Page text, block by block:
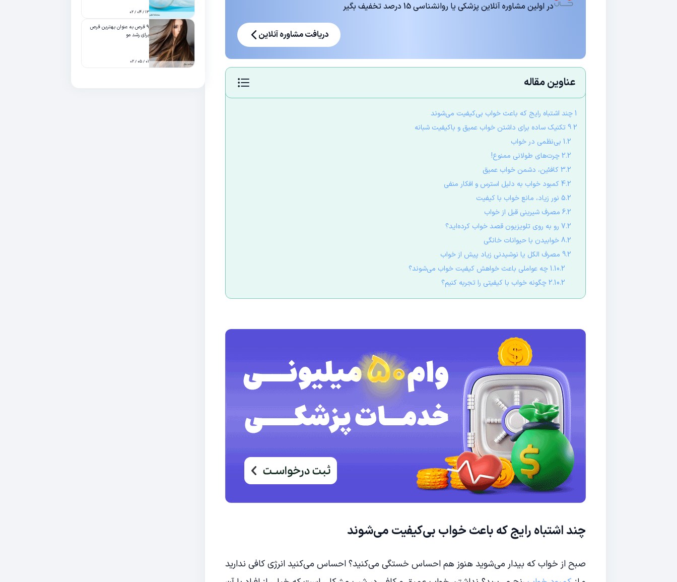
در اولین مشاوره آنلاین پزشکی یا روانشناسی 15 درصد تخفیف بگیر
دریافت مشاوره آنلاین
عناوین مقاله
1 چند اشتباه رایج که باعث خواب بی‌کیفیت می‌شوند
2 9 تکنیک ساده برای داشتن خواب عمیق و باکیفیت شبانه
1.2 بی‌نظمی در خواب
2.2 چرت‌های طولانی ممنوع!
3.2 کافئین، دشمن خواب عمیق
4.2 کمبود خواب به دلیل استرس و افکار منفی
5.2 نور زیاد، مانع خواب با کیفیت
6.2 مصرف شیرینی قبل از خواب
7.2 رو به روی تلویزیون قصد خواب کرده‌اید؟
8.2 خوابیدن با حیوانات خانگی
9.2 مصرف الکل یا نوشیدنی زیاد پیش از خواب
1.10.2 چه عواملی باعث خواهش کیفیت خواب می‌شوند؟
2.10.2 چگونه خواب با کیفیتی را تجربه کنیم؟
چند اشتباه رایج که باعث خواب بی‌کیفیت می‌شوند
صبح از خواب که بیدار می‌شوید هنوز هم احساس خستگی می‌کنید؟ احساس می‌کنید انرژی کافی ندارید
۱۳ / ۰۴ / ۰۲
۹ قرص به عنوان بهترین قرص
برای رشد مو
۰۱ / ۰۵ / ۰۲